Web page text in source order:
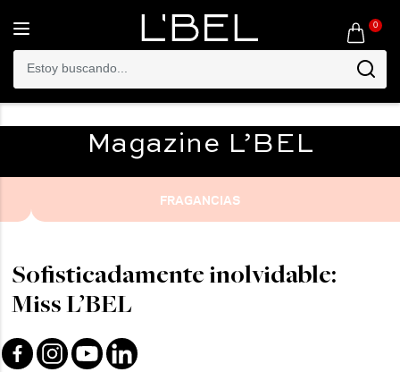
0
Magazine L’BEL
FRAGANCIAS
Sofisticadamente inolvidable:
Miss L’BEL